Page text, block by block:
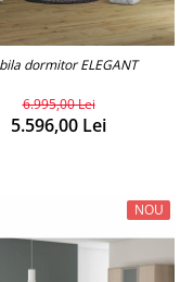
dormitor ELEGANT
6.995,00 Lei
5.596,00 Lei
NOU